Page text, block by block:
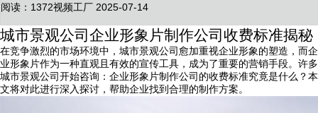
阅读：1372视频工厂 2025-07-14
城市景观公司企业形象片制作公司收费标准揭秘
在竞争激烈的市场环境中，城市景观公司愈加重视企业形象的塑造，而企
业形象片作为一种直观且有效的宣传工具，成为了重要的营销手段。许多
城市景观公司开始咨询：企业形象片制作公司的收费标准究竟是什么？本
文将对此进行深入探讨，帮助企业找到合理的制作方案。